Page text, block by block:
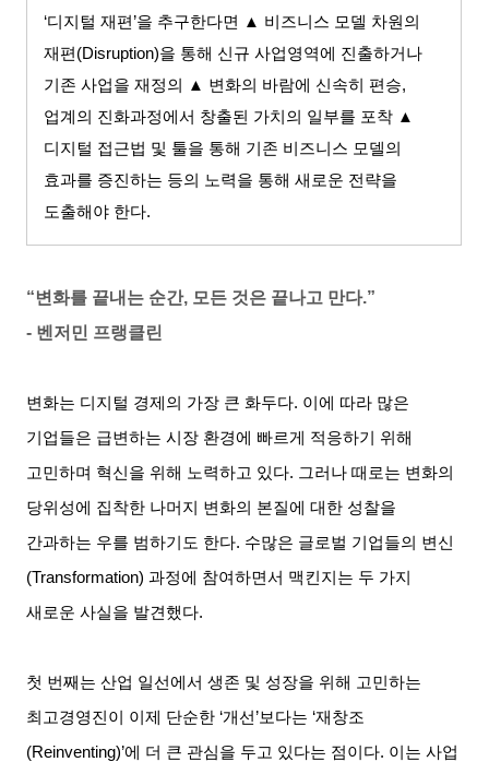
‘디지털 재편 ’을 추구한다면 ▲ 비즈니스 모델 차원의
재편 (Disruption)을 통해 신규 사업영역에 진출하거나
기존 사업을 재정의
▲ 변화의 바람에 신속히 편승,
업계의 진화과정에서 창출된 가치의 일부를 포착 ▲
디지털 접근법 및 툴을 통해 기존 비즈니스 모델의
효과를 증진하는 등의 노력을 통해 새로운 전략을
도출해야 한다.
“변화를 끝내는 순간, 모든 것은 끝나고 만다.”
- 벤저민 프랭클린
변화는 디지털 경제의 가장 큰 화두다. 이에 따라 많은
기업들은 급변하는 시장 환경에 빠르게 적응하기 위해
고민하며 혁신을 위해 노력하고 있다. 그러나 때로는 변화의
당위성에 집착한 나머지 변화의 본질에 대한 성찰을
간과하는 우를 범하기도 한다. 수많은 글로벌 기업들의 변신
(Transformation)과정에 참여하면서 맥킨지는 두 가지
새로운 사실을 발견했다.
첫 번째는 산업 일선에서 생존 및 성장을 위해 고민하는
최고경영진이 이제 단순한 ‘개선 ’보다는 ‘재창조
(Reinventing)’에 더 큰 관심을 두고 있다는 점이다. 이는 사업